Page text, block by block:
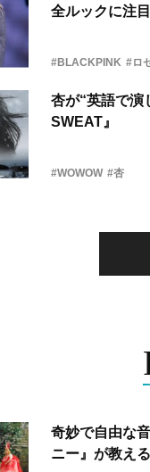
全ルックに注目
#BLACKPINK #ロ
杏が“英語で
SWEAT』
#WOWOW #杏
奇妙で自由な
ニー』が教え